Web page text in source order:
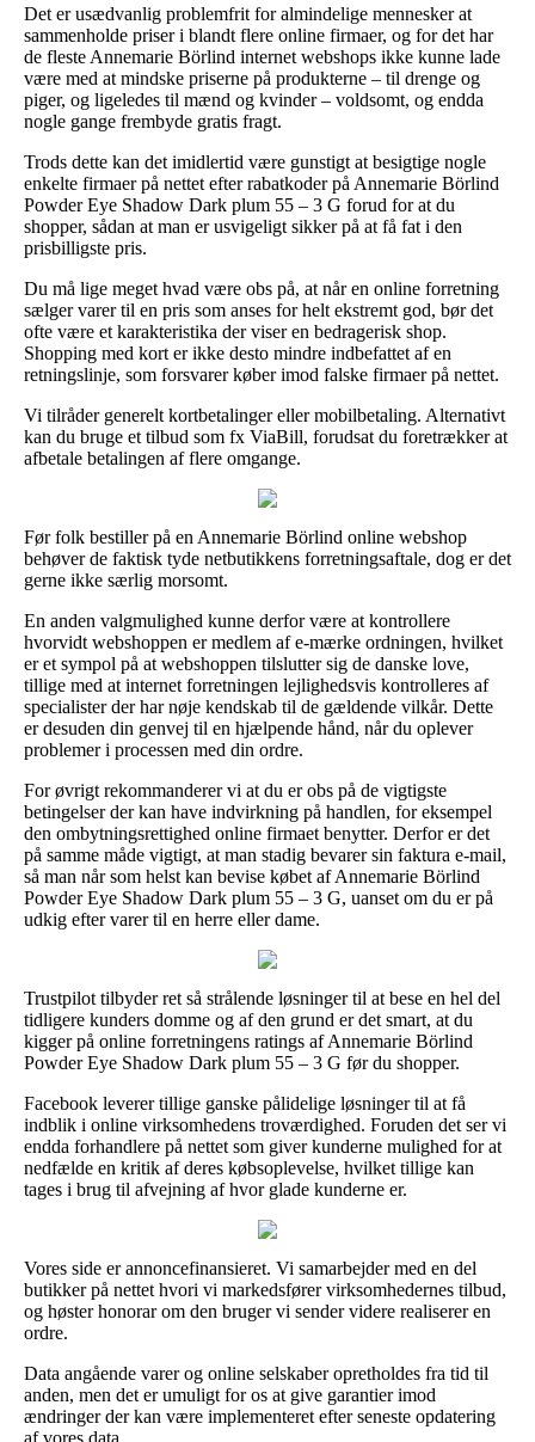
Det er usædvanlig problemfrit for almindelige mennesker at
sammenholde priser i blandt flere online firmaer, og for det har
de fleste Annemarie Börlind internet webshops ikke kunne lade
være med at mindske priserne på produkterne – til drenge og
piger, og ligeledes til mænd og kvinder – voldsomt, og endda
nogle gange frembyde gratis fragt.
Trods dette kan det imidlertid være gunstigt at besigtige nogle
enkelte firmaer på nettet efter rabatkoder på Annemarie Börlind
Powder Eye Shadow Dark plum 55 – 3 G forud for at du
shopper, sådan at man er usvigeligt sikker på at få fat i den
prisbilligste pris.
Du må lige meget hvad være obs på, at når en online forretning
sælger varer til en pris som anses for helt ekstremt god, bør det
ofte være et karakteristika der viser en bedragerisk shop.
Shopping med kort er ikke desto mindre indbefattet af en
retningslinje, som forsvarer køber imod falske firmaer på nettet.
Vi tilråder generelt kortbetalinger eller mobilbetaling. Alternativt
kan du bruge et tilbud som fx ViaBill, forudsat du foretrækker at
afbetale betalingen af flere omgange.
Før folk bestiller på en Annemarie Börlind online webshop
behøver de faktisk tyde netbutikkens forretningsaftale, dog er det
gerne ikke særlig morsomt.
En anden valgmulighed kunne derfor være at kontrollere
hvorvidt webshoppen er medlem af e-mærke ordningen, hvilket
er et sympol på at webshoppen tilslutter sig de danske love,
tillige med at internet forretningen lejlighedsvis kontrolleres af
specialister der har nøje kendskab til de gældende vilkår. Dette
er desuden din genvej til en hjælpende hånd, når du oplever
problemer i processen med din ordre.
For øvrigt rekommanderer vi at du er obs på de vigtigste
betingelser der kan have indvirkning på handlen, for eksempel
den ombytningsrettighed online firmaet benytter. Derfor er det
på samme måde vigtigt, at man stadig bevarer sin faktura e-mail,
så man når som helst kan bevise købet af Annemarie Börlind
Powder Eye Shadow Dark plum 55 – 3 G, uanset om du er på
udkig efter varer til en herre eller dame.
Trustpilot tilbyder ret så strålende løsninger til at bese en hel del
tidligere kunders domme og af den grund er det smart, at du
kigger på online forretningens ratings af Annemarie Börlind
Powder Eye Shadow Dark plum 55 – 3 G før du shopper.
Facebook leverer tillige ganske pålidelige løsninger til at få
indblik i online virksomhedens troværdighed. Foruden det ser vi
endda forhandlere på nettet som giver kunderne mulighed for at
nedfælde en kritik af deres købsoplevelse, hvilket tillige kan
tages i brug til afvejning af hvor glade kunderne er.
Vores side er annoncefinansieret. Vi samarbejder med en del
butikker på nettet hvori vi markedsfører virksomhedernes tilbud,
og høster honorar om den bruger vi sender videre realiserer en
ordre.
Data angående varer og online selskaber opretholdes fra tid til
anden, men det er umuligt for os at give garantier imod
ændringer der kan være implementeret efter seneste opdatering
af vores data.